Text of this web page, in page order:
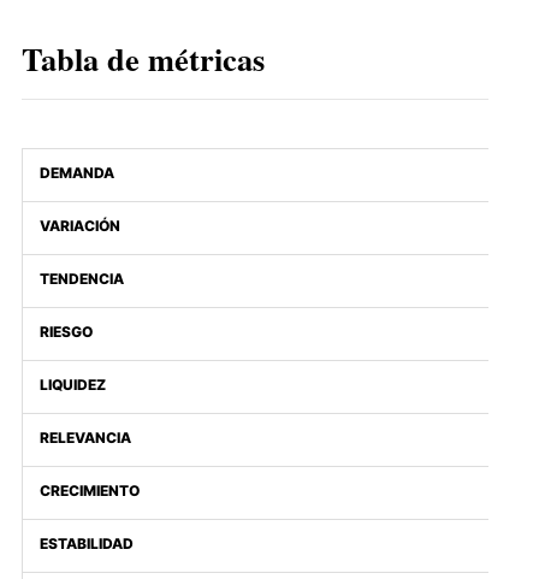
Tabla de métricas
DEMANDA
VARIACIÓN
TENDENCIA
RIESGO
LIQUIDEZ
RELEVANCIA
CRECIMIENTO
ESTABILIDAD